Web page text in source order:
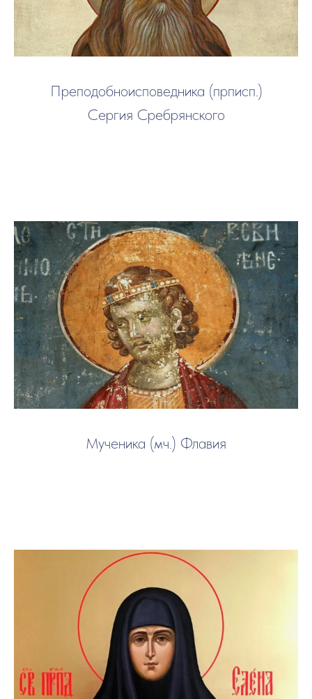
Преподобноисповедника (прписп.)
Сергия Сребрянского
Мученика (мч.) Флавия